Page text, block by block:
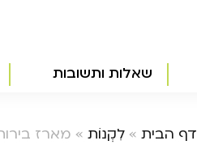
שאלות ותשובות
דף הבית» לִקְנוֹת» מארז